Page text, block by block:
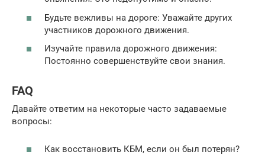
Будьте вежливы на дороге: Уважайте других
участников дорожного движения.
Изучайте правила дорожного движения:
Постоянно совершенствуйте свои знания.
FAQ
Давайте ответим на некоторые часто задаваемые
вопросы:
Как восстановить КБМ, если он был потерян?